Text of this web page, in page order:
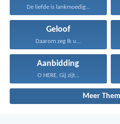
De liefde is lankmoedig...
Geloof
Daarom zeg Ik u...
Aanbidding
O HERE, Gij zijt...
Meer